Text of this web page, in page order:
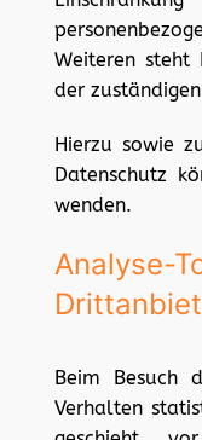
Weiteren steht
der
Hierzu sowie
Datenschutz
wenden.
Analyse-
Beim Besuch
Verhalten